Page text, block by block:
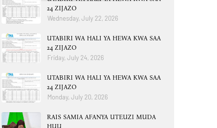
24 ZIJAZO
Wednesday, July 22, 2026
UTABIRI WA HALI YA HEWA KWA SAA
24 ZIJAZO
Friday, July 24, 2026
UTABIRI WA HALI YA HEWA KWA SAA
24 ZIJAZO
Monday, July 20, 2026
RAIS SAMIA AFANYA UTEUZI MUDA
HUU